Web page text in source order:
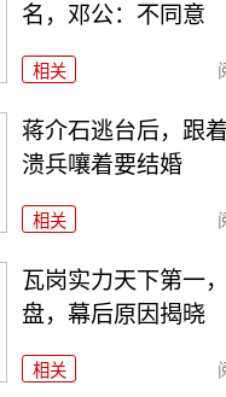
名，邓公：不同意
相关
蒋介石逃台后，跟
溃兵嚷着要结婚
相关
瓦岗实力天下第一
盘，幕后原因揭晓
相关